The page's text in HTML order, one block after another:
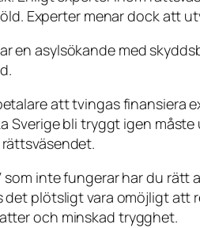
Experter menar dock att
en asylsökande med
att tvingas finansiera
Sverige bli tryggt igen
som inte fungerar har du
plötsligt vara omöjligt
och minskad trygghet.